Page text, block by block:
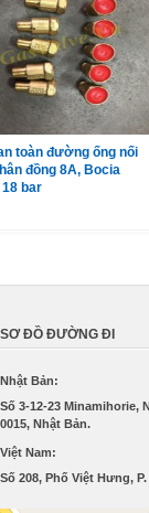
toàn đường ống nối
đồng 8A, Bocia
18 bar
SƠ ĐỒ ĐƯỜNG ĐI
Nhật Bản:
Số 3-12-23 Minamihorie,
0015, Nhật Bản.
Việt Nam:
Số 208, Phố Việt Hưng,